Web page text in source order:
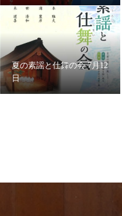
夏の素謡と仕舞の会 7月12
日